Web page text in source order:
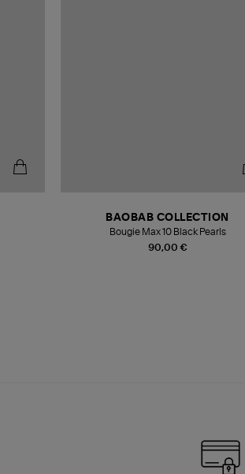
90,00 €
BAOBAB COLLECTION
Bougie Max 10 Black Pearls